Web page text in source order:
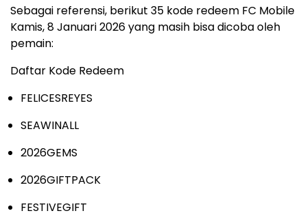
Sebagai referensi, berikut 35 kode redeem FC Mobile
Kamis, 8 Januari 2026 yang masih bisa dicoba oleh
pemain:
Daftar Kode Redeem
FELICESREYES
SEAWINALL
2026GEMS
2026GIFTPACK
FESTIVEGIFT